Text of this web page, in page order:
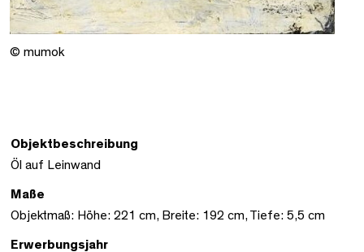
© mumok
Objektbeschreibung
Öl auf Leinwand
Maße
Objektmaß: Höhe: 221 cm, Breite: 192 cm, Tiefe: 5,5 cm
Erwerbungsjahr